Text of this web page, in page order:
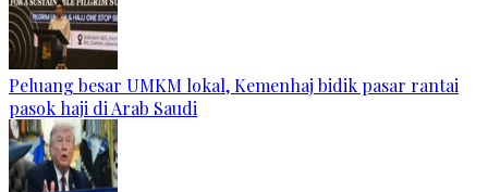
Peluang besar UMKM lokal, Kemenhaj bidik pasar rantai
pasok haji di Arab Saudi